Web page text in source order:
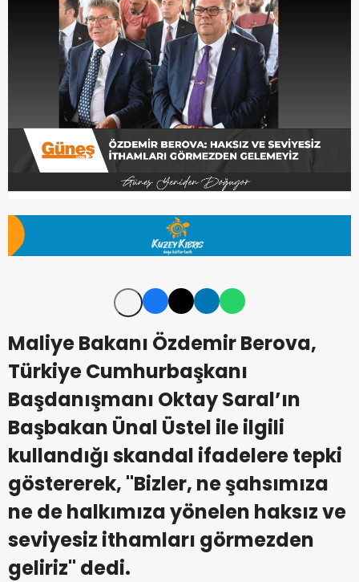
Maliye Bakanı Özdemir Berova,
Türkiye Cumhurbaşkanı
Başdanışmanı Oktay Saral’ın
Başbakan Ünal Üstel ile ilgili
kullandığı skandal ifadelere tepki
göstererek, ''Bizler, ne şahsımıza
ne de halkımıza yönelen haksız ve
seviyesiz ithamları görmezden
geliriz'' dedi.